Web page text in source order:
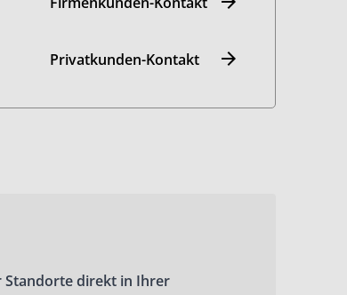
Privatkunden-Kontakt
Standorte direkt in Ihrer